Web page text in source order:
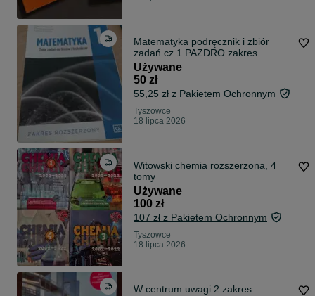
Matematyka podręcznik i zbiór
zadań cz.1 PAZDRO zakres
rozszerzony dla liceów i techników
Używane
50 zł
55,25 zł z Pakietem Ochronnym
Tyszowce
18 lipca 2026
Witowski chemia rozszerzona, 4
tomy
Używane
100 zł
107 zł z Pakietem Ochronnym
Tyszowce
18 lipca 2026
W centrum uwagi 2 zakres